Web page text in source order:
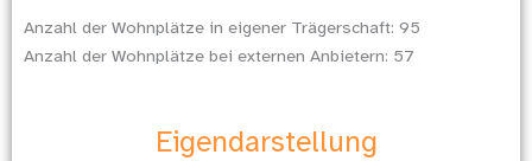
Anzahl der Wohnplätze in eigener Trägerschaft: 95
Anzahl der Wohnplätze bei externen Anbietern: 57
Eigendarstellung